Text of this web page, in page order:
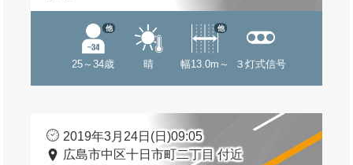
25～34歳
他
晴 幅13.0m～
他
３灯式信号
2019年3月24日(日)09:05
広島市中区十日市町二丁目 付近